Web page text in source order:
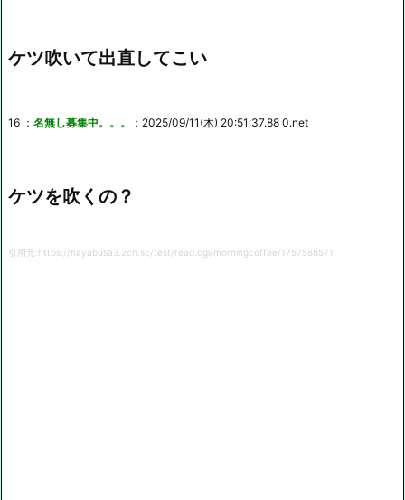
ケツ吹いて出直してこい
16 ： 名無し募集中。。。 ：2025/09/11(木) 20:51:37.88 0.net
ケツを吹くの？
引用元:https://hayabusa3.2ch.sc/test/read.cgi/morningcoffee/1757588571